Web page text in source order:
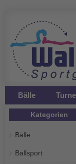
Bälle
Kategorien
Bälle
Ballsport